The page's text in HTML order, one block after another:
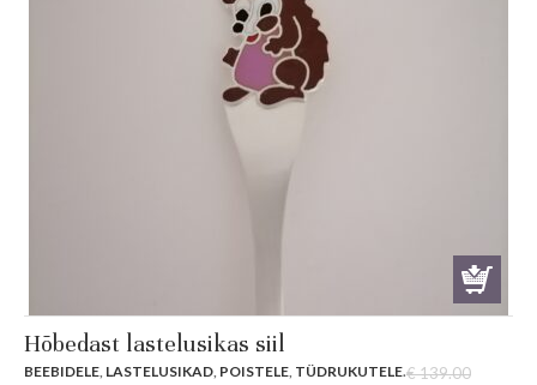
Hõbedast lastelusikas siil
BEEBIDELE LASTELUSIKAD POISTELE TÜDRUKUTELE.€139.00